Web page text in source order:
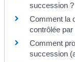
succession ?
Comment la
contrôlée
Comment
succession